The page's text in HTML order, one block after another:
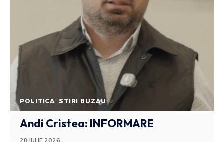
POLITICA STIRI BUZAU
Andi Cristea: INFORMARE
28 IULIE 2026